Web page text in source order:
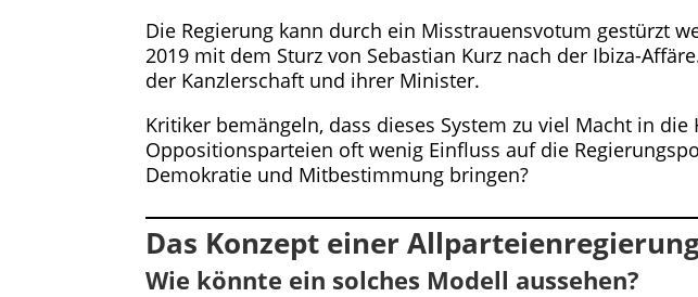
Die Regierung kann durch ein Misstrauensvotum gestürzt
2019 mit dem Sturz von Sebastian Kurz nach der Ibiza-
der Kanzlerschaft und ihrer Minister.
Kritiker bemängeln, dass dieses System zu viel Macht in
Oppositionsparteien oft wenig Einfluss auf die
Demokratie und Mitbestimmung bringen?
Das Konzept einer
Wie könnte ein solches Modell aussehen?